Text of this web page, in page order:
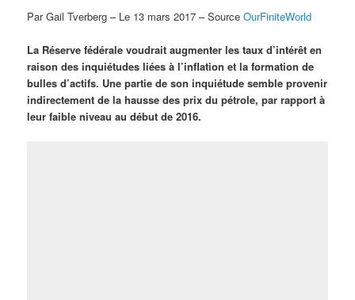
Par Gail Tverberg – Le 13 mars 2017 – SourceOurFiniteWorld
La Réserve fédérale voudrait augmenter les taux d’intérêt en
raison des inquiétudes liées à l’inflation et la formation de
bulles d’actifs. Une partie de son inquiétude semble provenir
indirectement de la hausse des prix du pétrole, par rapport à
leur faible niveau au début de 2016.